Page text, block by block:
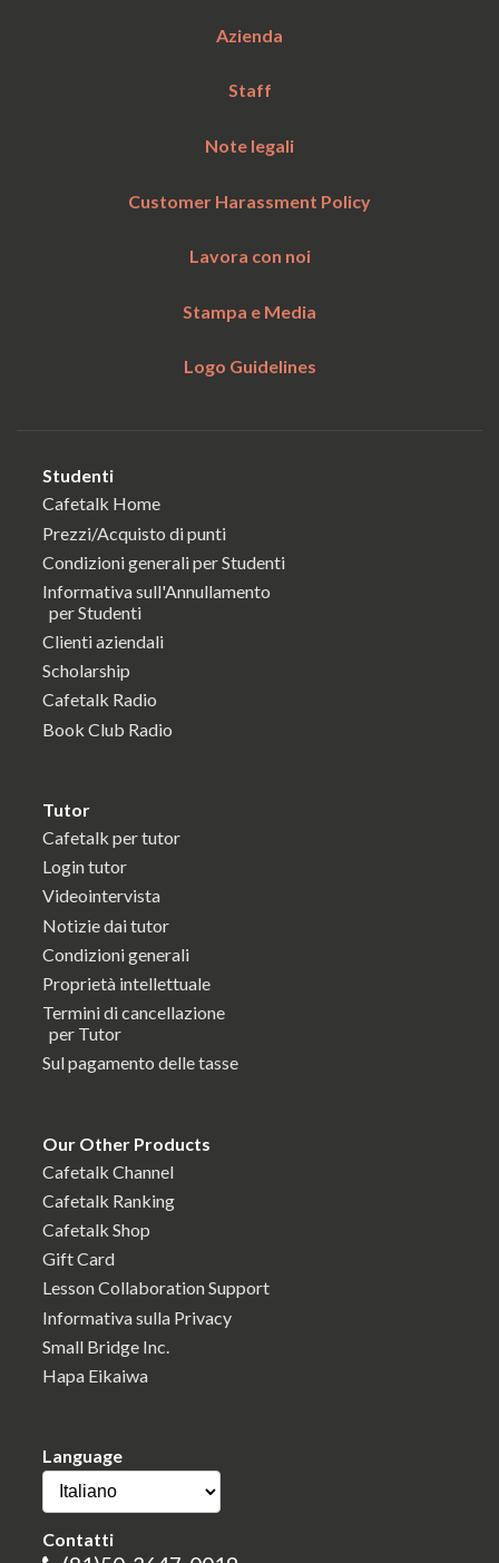
Azienda
Staff
Note legali
Customer Harassment Policy
Lavora con noi
Stampa e Media
Logo Guidelines
Studenti
Cafetalk Home
Prezzi/Acquisto di punti
Condizioni generali per Studenti
Informativa sull'Annullamento
per Studenti
Clienti aziendali
Scholarship
Cafetalk Radio
Book Club Radio
Tutor
Cafetalk per tutor
Login tutor
Videointervista
Notizie dai tutor
Condizioni generali
Proprietà intellettuale
Termini di cancellazione
per Tutor
Sul pagamento delle tasse
Our Other Products
Cafetalk Channel
Cafetalk Ranking
Cafetalk Shop
Gift Card
Lesson Collaboration Support
Informativa sulla Privacy
Small Bridge Inc.
Hapa Eikaiwa
Language
Contatti